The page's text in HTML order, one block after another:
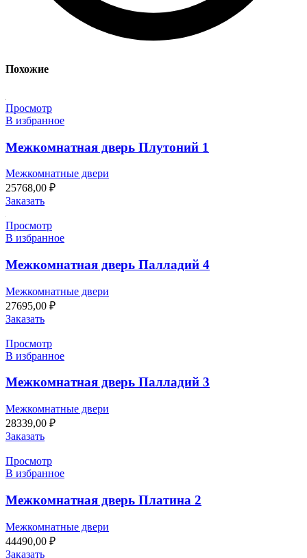
Похожие
Просмотр
В избранное
Межкомнатная дверь Плутоний 1
Межкомнатные двери
25768,00 ₽
Заказать
Просмотр
В избранное
Межкомнатная дверь Палладий 4
Межкомнатные двери
27695,00 ₽
Заказать
Просмотр
В избранное
Межкомнатная дверь Палладий 3
Межкомнатные двери
28339,00 ₽
Заказать
Просмотр
В избранное
Межкомнатная дверь Платина 2
Межкомнатные двери
44490,00 ₽
Заказать